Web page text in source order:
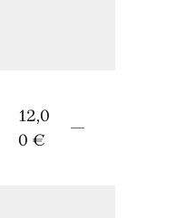
12,0
0 €
—